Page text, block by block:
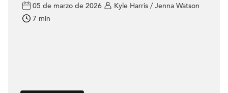
05 de marzo de 2026
Kyle Harris / Jenna Watson
7 min